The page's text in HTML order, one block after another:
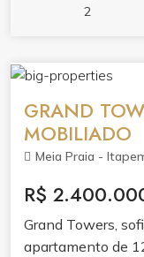
Dois elevadores,
#sonhos
2
GRAND
MOBILIADO
Meia Praia -
R$
Grand Towers,
apartamento de